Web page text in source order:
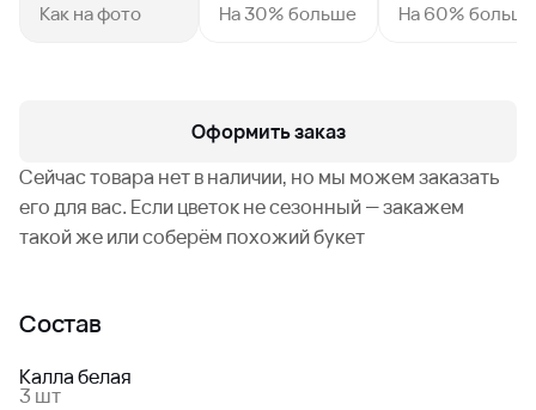
Как на фото На 30% больше На 60% больше
Оформить заказ
Сейчас товара нет в наличии, но мы можем заказать
его для вас. Если цветок не сезонный — закажем
такой же или соберём похожий букет
Состав
Калла белая
3 шт